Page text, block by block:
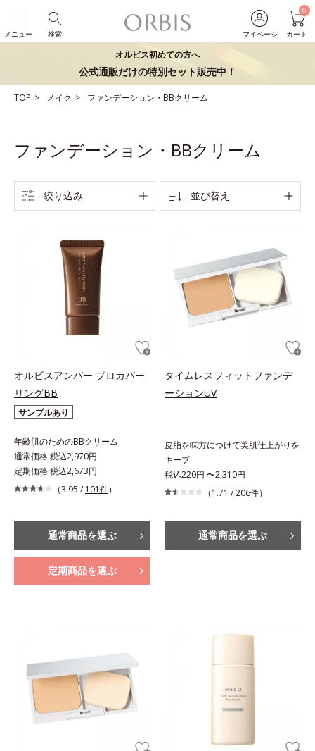
マイページ
0
カート
検索
メニュー
オルビス初めての方へ
公式通販だけの特別セット販売中！
TOP メイク ファンデーション・BBクリーム
ファンデーション・BBクリーム
絞り込み 並び替え
オルビスアンバー プロカバー
リングBB
サンプルあり
年齢肌のためのBBクリーム
通常価格 税込2,970円
定期価格 税込2,673円
（3.95 / 101件）
通常商品を選ぶ
定期商品を選ぶ
タイムレスフィットファンデ
ーションUV
皮脂を味方につけて美肌仕上がりを
キープ
税込220円 〜2,310円
（1.71 /206件）
通常商品を選ぶ